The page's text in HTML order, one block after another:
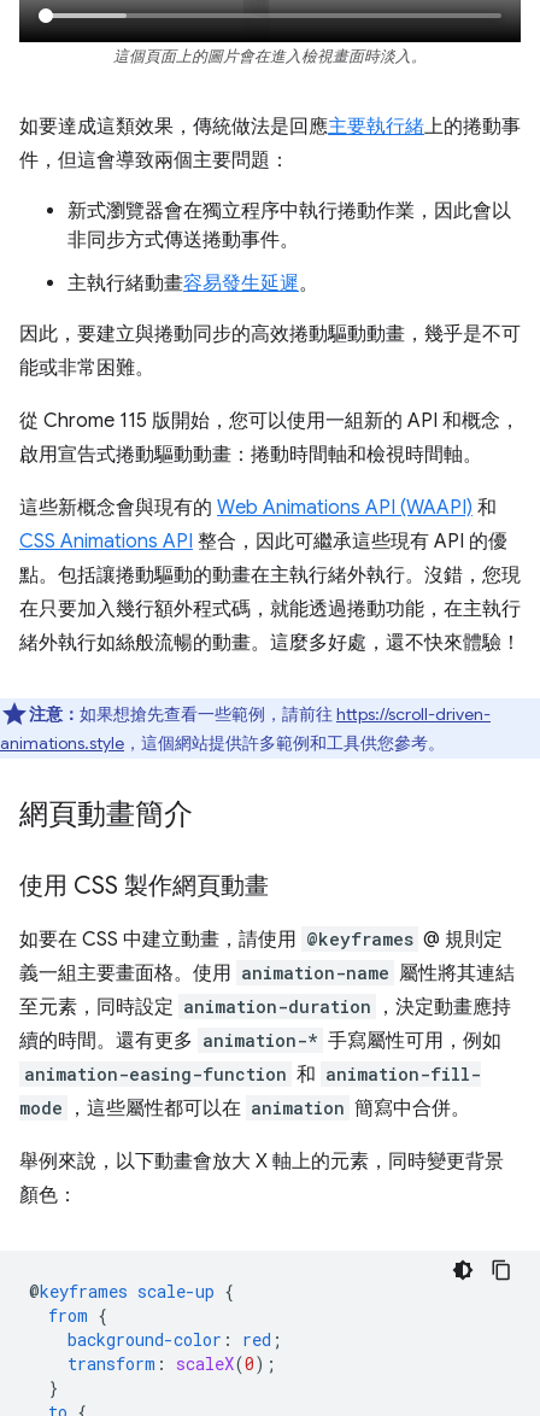
這個頁面上的圖片會在進入檢視畫面時淡入。
如要達成這類效果，傳統做法是回應主要執行緒上的捲動事
件，但這會導致兩個主要問題：
新式瀏覽器會在獨立程序中執行捲動作業，因此會以
非同步方式傳送捲動事件。
主執行緒動畫容易發生延遲。
因此，要建立與捲動同步的高效捲動驅動動畫，幾乎是不可
能或非常困難。
從 Chrome 115 版開始，您可以使用一組新的 API 和概念，
啟用宣告式捲動驅動動畫：捲動時間軸和檢視時間軸。
這些新概念會與現有的 Web Animations API (WAAPI) 和
CSS Animations API 整合，因此可繼承這些現有 API 的優
點。包括讓捲動驅動的動畫在主執行緒外執行。沒錯，您現
在只要加入幾行額外程式碼，就能透過捲動功能，在主執行
緒外執行如絲般流暢的動畫。這麼多好處，還不快來體驗！
注意： 如果想搶先查看一些範例，請前往 https://scroll-driven-
animations.style ，這個網站提供許多範例和工具供您參考。
網頁動畫簡介
使用 CSS 製作網頁動畫
如要在 CSS 中建立動畫，請使用 @keyframes @ 規則定
義一組主要畫面格。使用 animation-name 屬性將其連結
至元素，同時設定 animation-duration
，決定動畫應持
續的時間。還有更多 animation-* 手寫屬性可用，例如
animation-easing-function 和 animation-fill-
mode
，這些屬性都可以在 animation 簡寫中合併。
舉例來說，以下動畫會放大 X 軸上的元素，同時變更背景
顏色：
@keyframes scale-up {
from {
background-color : red ;
transform : scaleX(0);
}